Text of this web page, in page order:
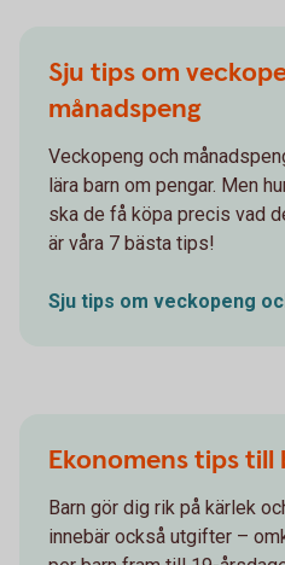
Sju tips om
månadspeng
Veckopeng och
lära barn om pengar. Men
ska de få köpa precis vad
är våra 7 bästa tips!
Sju tips om veckopeng
Ekonomens tips
Barn gör dig rik på kärlek
innebär också utgifter –